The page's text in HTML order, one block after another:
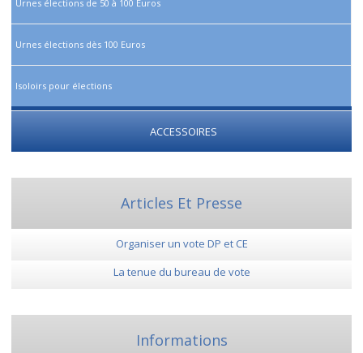
Urnes élections de 50 à 100 Euros
Urnes élections dès 100 Euros
Isoloirs pour élections
ACCESSOIRES
Articles Et Presse
Organiser un vote DP et CE
La tenue du bureau de vote
Informations